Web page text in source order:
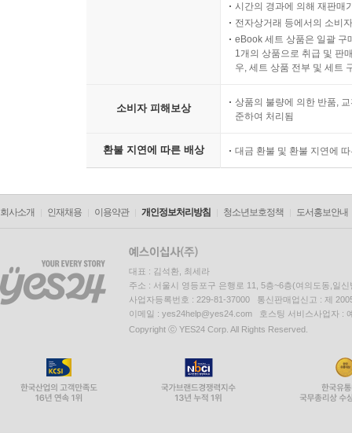
시간의 경과에 의해 재판매
전자상거래 등에서의 소비
eBook 세트 상품은 일괄 구
1개의 상품으로 취급 및 판
우, 세트 상품 전부 및 세트
소비자 피해보상
상품의 불량에 의한 반품,
준하여 처리됨
환불 지연에 따른 배상 대금 환불 및 환불 지연에
회사소개 인재채용 이용약관 개인정보처리방침 청소년보호정책 도서홍보안내
대표 : 김석환, 최세라
주소 : 서울시 영등포구 은행로 11, 5층~6층(여의도동,일신
사업자등록번호 : 229-81-37000 통신판매업신고 : 제
이메일 : yes24help@yes24.com 호스팅 서비스사업자 :
Copyright ⓒ YES24 Corp. All Rights Reserved.